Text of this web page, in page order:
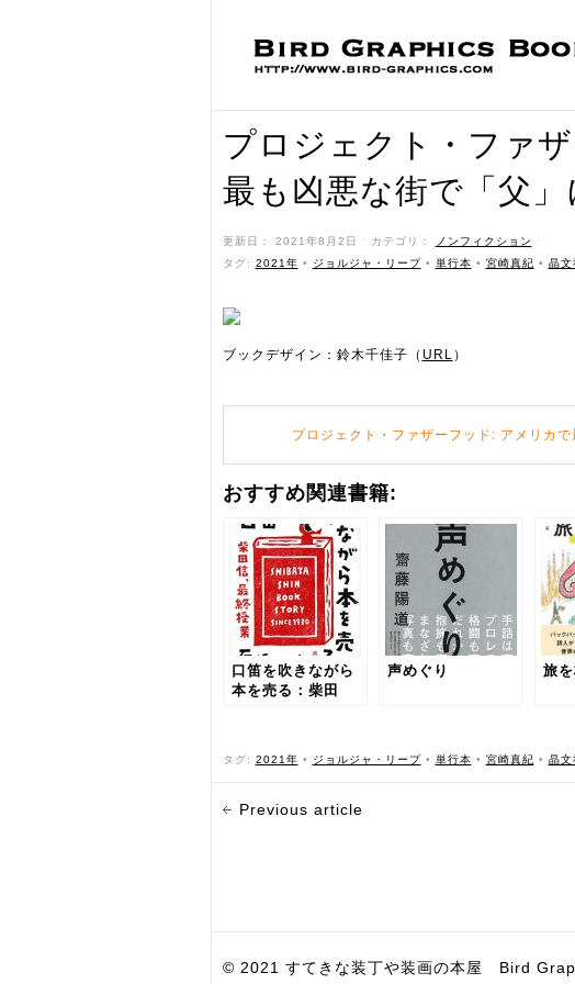
プロジェクト・ファ
最も凶悪な街で「父」
更新日： 2021年8月2日 ˑ カテゴリ： ノンフィクション
ˑ
タグ: 2021年 • ジョルジャ・リープ• 単行本 • 宮崎真紀 • 晶文
ブックデザイン：鈴木千佳子（ URL ）
プロジェクト・ファザーフッド: アメリカ
おすすめ関連書籍:
口笛を吹きながら
本を売る：柴田
声めぐり 旅
タグ: 2021年 • ジョルジャ・リープ• 単行本 • 宮崎真紀 • 晶文
Previous article
© 2021 すてきな装丁や装画の本屋 Bird